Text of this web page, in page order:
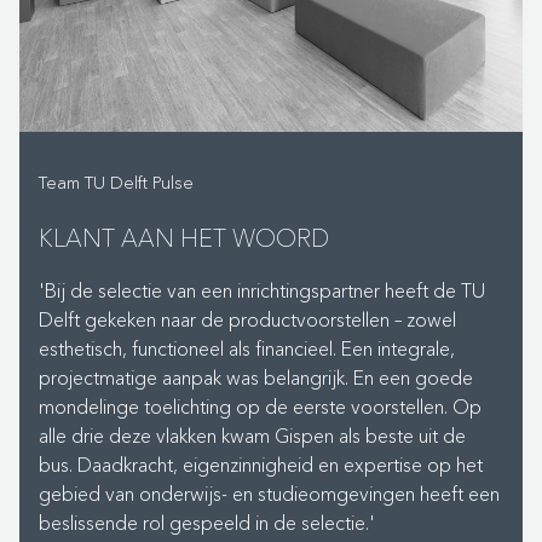
Betreed je het nieuwe gebouw dan zijn de
trefwoorden: industrieel, robuust en urban met een
warme uitstraling. De horeca-omgeving oogt als een
laag. Waar de onderwijszalen strakker zijn ingericht,
beide werelden: huiselijke zitjes, banken en lampen
naast meer basic tafels voor projectwerk.
DRIE SPECIALS
Studenten, docenten en externe gasten kunnen zich in
alle vrijheid door het gebouw bewegen – tot 0:00 uur
‘s nachts en tijdens tentamens zelfs tot 2:00 uur ’s nachts
Team TU Delft Pulse
KLANT AAN HET WOORD
'Bij de selectie van een inrichtingspartner heeft de TU
Delft gekeken naar de productvoorstellen – zowel
esthetisch, functioneel als financieel. Een integrale,
projectmatige aanpak was belangrijk. En een goede
mondelinge toelichting op de eerste voorstellen. Op
alle drie deze vlakken kwam Gispen als beste uit de
bus. Daadkracht, eigenzinnigheid en expertise op het
gebied van onderwijs- en studieomgevingen heeft een
beslissende rol gespeeld in de selectie.'